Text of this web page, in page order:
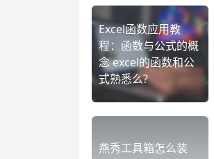
Excel函数应用教
程：函数与公式的概
念 excel的函数和公
式熟悉么?
燕秀工具箱怎么装